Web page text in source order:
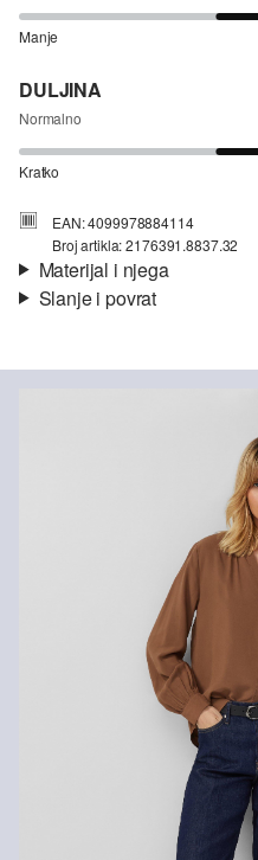
Manje
DULJINA
Normalno
Kratko
EAN: 4099978884114
Broj artikla: 2176391.8837.32
Materijal i njega
Nije prikladno za
Nije prikladno za sušilicu
Nježno pranje 30°
Ne glačati vrućim
Nije prikladno za
Slanje i povrat
Vaša će narudžba biti poslana
Hrvatska pošta-a. Standardna
Svoje artikle nam možete